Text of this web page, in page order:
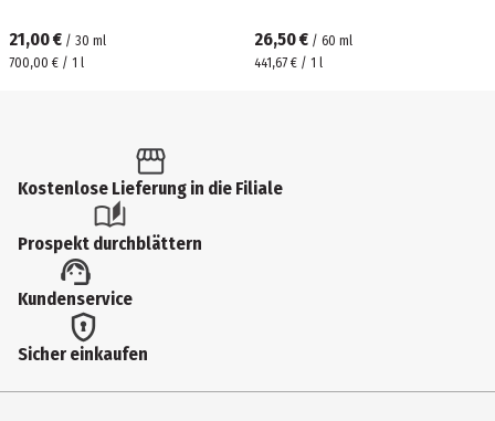
21,00 € / 30 ml
700,00 € / 1 l
26,50 € / 60 ml
441,67 € / 1 l
Kostenlose Lieferung in die Filiale
Prospekt durchblättern
Kundenservice
Sicher einkaufen